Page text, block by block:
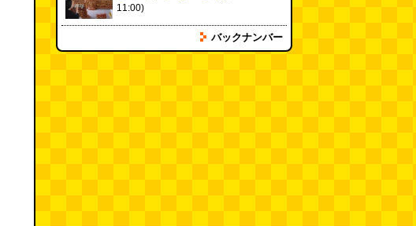
11:00)
60年以上メトロノームを作り続
けている会社(井上マサキ) (08.06
バックナンバー